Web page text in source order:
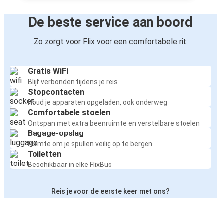
De beste service aan boord
Zo zorgt voor Flix voor een comfortabele rit:
Gratis WiFi
Blijf verbonden tijdens je reis
Stopcontacten
Houd je apparaten opgeladen, ook onderweg
Comfortabele stoelen
Ontspan met extra beenruimte en verstelbare stoelen
Bagage-opslag
Ruimte om je spullen veilig op te bergen
Toiletten
Beschikbaar in elke FlixBus
Reis je voor de eerste keer met ons?